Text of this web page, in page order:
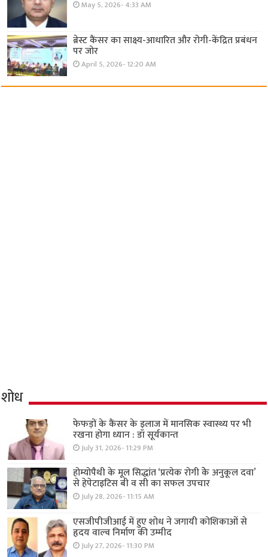
May 5, 2026- 4:33 AM
ब्रेस्ट कैंसर का साक्ष्य-आधारित और रोगी-केंद्रित प्रबंधन
पर जोर
April 5, 2026- 12:20 AM
शोध
फेफड़ों के कैंसर के इलाज में मानसिक स्वास्थ्य पर भी
रखना होगा ध्यान : डॉ सूर्यकान्त
July 31, 2026- 11:29 PM
होम्योपैथी के मूल सिद्धांत ‘प्रत्येक रोगी केे अनुकूल दवा’
से हेपेटाइटिस बी व सी का सफल उपचार
July 28, 2026- 11:15 AM
एसजीपीजीआई में हुए शोध ने जगायी कोशिकाओं से
हृदय वाल्व निर्माण की उम्मीद
July 27, 2026- 11:30 PM